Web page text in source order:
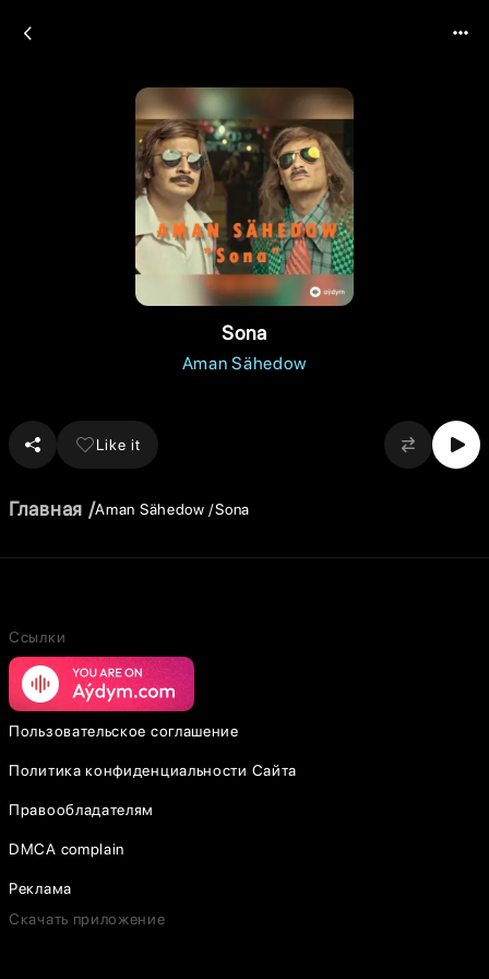
Sona
Aman Sähedow
Like it
Главная Aman Sähedow Sona
Ссылки
Пользовательское соглашение
Политика конфиденциальности Сайта
Правообладателям
DMCA complain
Реклама
Скачать приложение